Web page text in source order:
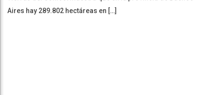
Aires hay 289.802 hectáreas en […]